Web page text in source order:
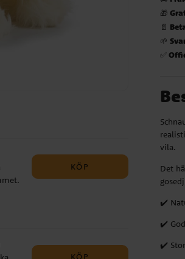
KÖP
KÖP
🎁
📄
🌱
✅
vila.
Det
✔️
✔️
✔️